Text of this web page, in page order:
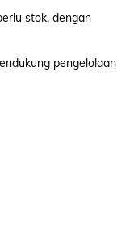
stok, dengan
pengelolaan